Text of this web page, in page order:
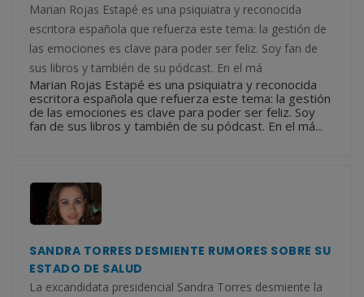
Marian Rojas Estapé es una psiquiatra y reconocida
escritora española que refuerza este tema: la gestión de
las emociones es clave para poder ser feliz. Soy fan de
sus libros y también de su pódcast. En el má
Marian Rojas Estapé es una psiquiatra y reconocida
escritora española que refuerza este tema: la gestión
de las emociones es clave para poder ser feliz. Soy
fan de sus libros y también de su pódcast. En el má...
SANDRA TORRES DESMIENTE RUMORES SOBRE SU
ESTADO DE SALUD
La excandidata presidencial Sandra Torres desmiente la